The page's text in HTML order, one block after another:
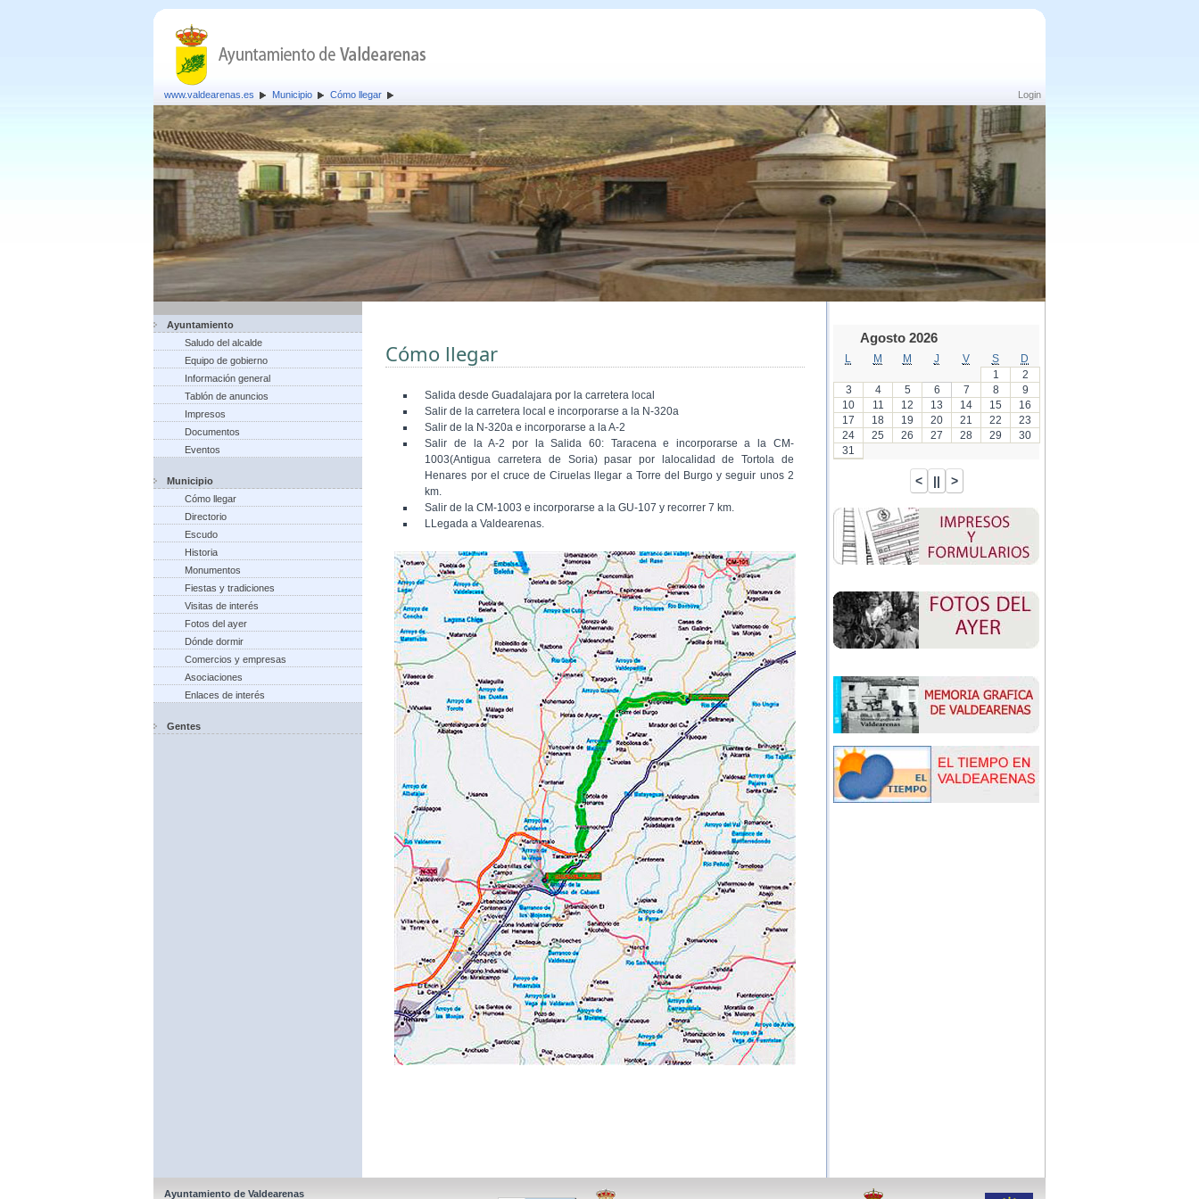
Login
www.valdearenas.es Municipio Cómo llegar
Ayuntamiento
Saludo del alcalde
Equipo de gobierno
Información general
Tablón de anuncios
Impresos
Documentos
Eventos
Municipio
Cómo llegar
Directorio
Escudo
Historia
Monumentos
Fiestas y tradiciones
Visitas de interés
Fotos del ayer
Dónde dormir
Comercios y empresas
Asociaciones
Enlaces de interés
Gentes
Cómo llegar
Salida desde Guadalajara por la carretera local
Salir de la carretera local e incorporarse a la N-320a
Salir de la N-320a e incorporarse a la A-2
Salir de la A-2 por la Salida 60: Taracena e incorporarse a la CM-
1003(Antigua carretera de Soria) pasar por lalocalidad de Tortola de
Henares por el cruce de Ciruelas llegar a Torre del Burgo y seguir unos 2
km.
Salir de la CM-1003 e incorporarse a la GU-107 y recorrer 7 km.
LLegada a Valdearenas.
Agosto 2026
M M J V S
D
1
2
3
4 5 6 7 8
9
10
11 12 13 14 15
16
17
18 19 20 21 22
23
24
25 26 27 28 29
30
31
Ayuntamiento de Valdearenas